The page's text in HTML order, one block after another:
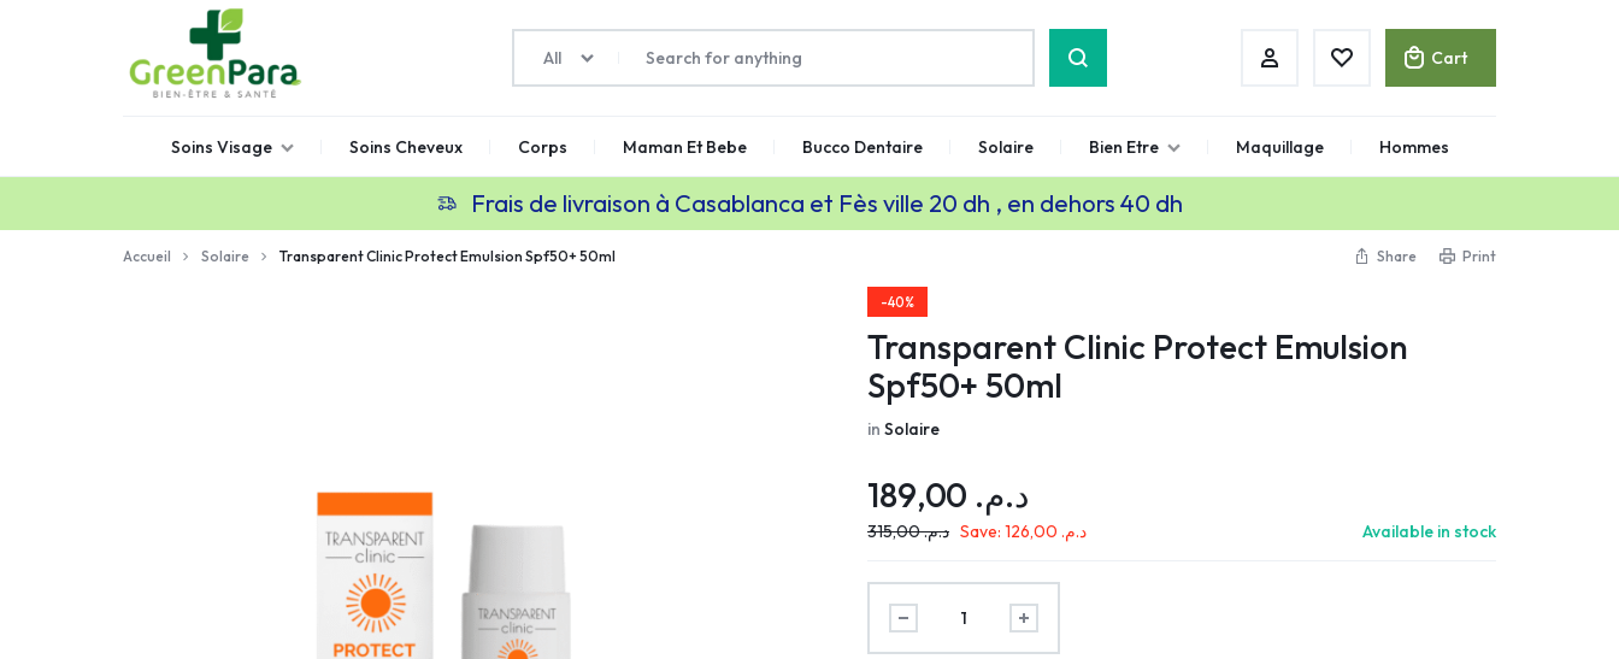
GREENPARA
Parapharmacie
Maroc
All Cart
Soins Visage Soins Cheveux Corps Maman Et Bebe Bucco Dentaire Solaire Bien Etre Maquillage Hommes
Frais de livraison à Casablanca et Fès ville 20 dh , en dehors 40 dh
Accueil Solaire Transparent Clinic Protect Emulsion Spf50+ 50ml Share Print
-40%
Transparent Clinic Protect Emulsion
Spf50+ 50ml
inSolaire
د.م.
د.م.315,00 Save: د.م.126,00 Available in stock